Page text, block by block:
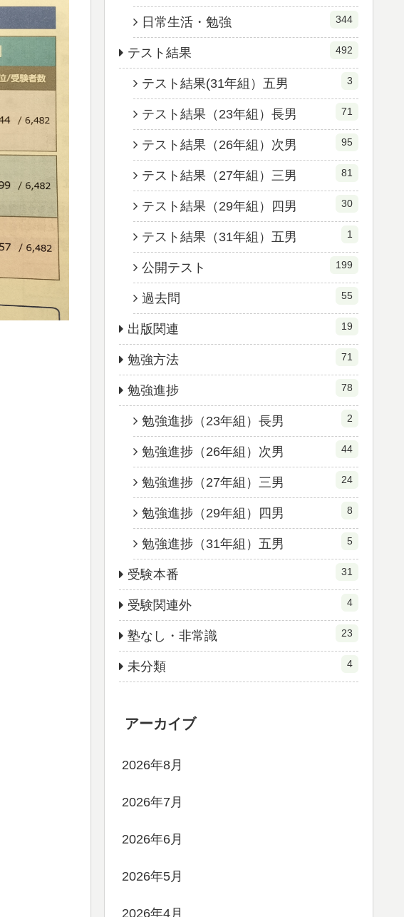
日常生活・勉強 344
テスト結果 492
テスト結果(31年組）五男 3
テスト結果（23年組）長男 71
テスト結果（26年組）次男 95
テスト結果（27年組）三男 81
テスト結果（29年組）四男 30
テスト結果（31年組）五男 1
公開テスト 199
過去問 55
出版関連 19
勉強方法 71
勉強進捗 78
勉強進捗（23年組）長男 2
勉強進捗（26年組）次男 44
勉強進捗（27年組）三男 24
勉強進捗（29年組）四男 8
勉強進捗（31年組）五男 5
受験本番 31
受験関連外 4
塾なし・非常識 23
未分類 4
アーカイブ
2026年8月
2026年7月
2026年6月
2026年5月
2026年4月